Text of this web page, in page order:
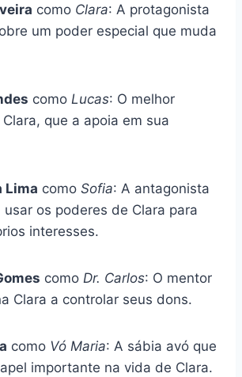
como Clara: A protagonista
um poder especial que muda
como Lucas: O melhor
que a apoia em sua
Lima como Sofia: A antagonista
usar os poderes de Clara para
interesses.
como Dr. Carlos: O mentor
Clara a controlar seus dons.
como Vó Maria: A sábia avó que
importante na vida de Clara.